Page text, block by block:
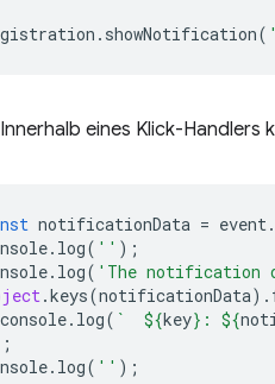
. showNotification(
Innerhalb eines Klick-Handlers
notificationData = event.
. log( '' );
. log( 'The notification
.keys(notificationData).
console. log( ` ${key} : ${
. log( '' );